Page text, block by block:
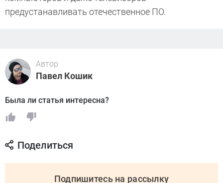
предустанавливать отечественное ПО.
Автор
Павел Кошик
Была ли статья интересна?
Поделиться
Подпишитесь на рассылку